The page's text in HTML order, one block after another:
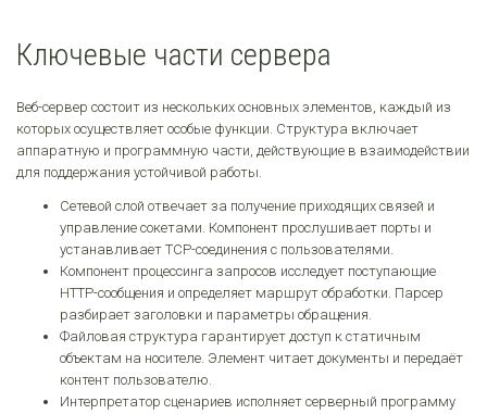
Ключевые части сервера
Веб-сервер состоит из нескольких основных элементов, каждый из
которых осуществляет особые функции. Структура включает
аппаратную и программную части, действующие в взаимодействии
для поддержания устойчивой работы.
Сетевой слой отвечает за получение приходящих связей и
управление сокетами. Компонент прослушивает порты и
устанавливает TCP-соединения с пользователями.
Компонент процессинга запросов исследует поступающие
HTTP-сообщения и определяет маршрут обработки. Парсер
разбирает заголовки и параметры обращения.
Файловая структура гарантирует доступ к статичным
объектам на носителе. Элемент читает документы и передаёт
контент пользователю.
Интерпретатор сценариев исполняет серверный программу